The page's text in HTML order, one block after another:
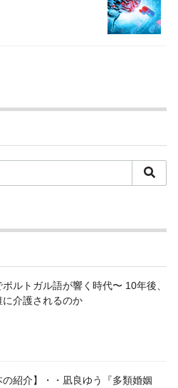
ルトガル語が響く時代〜 10年後、
に介護されるのか
の紹介】・・凪良ゆう『多類婚姻